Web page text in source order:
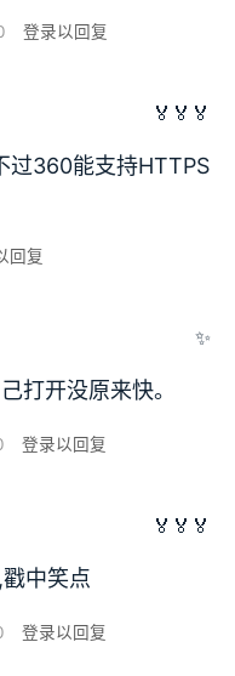
登录以回复
🏅🏅🏅
过360能支持HTTPS
回复
✨
打开没原来快。
登录以回复
🏅🏅🏅
中笑点
登录以回复